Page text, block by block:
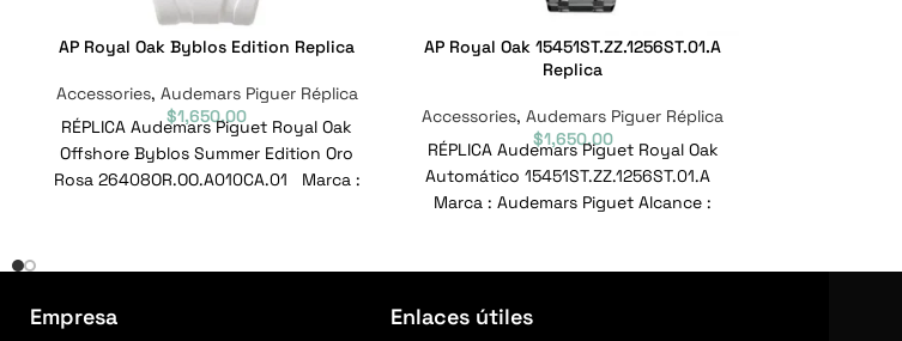
AP Royal Oak Byblos Edition Replica
Accessories, Audemars Piguer Réplica
$1,650.00
RÉPLICA Audemars Piguet Royal Oak
Offshore Byblos Summer Edition Oro
Rosa 26408OR.OO.A010CA.01 Marca :
AP Royal Oak 15451ST.ZZ.1256ST.01.A
Replica
Accessories,Audemars Piguer Réplica
$1,650.00
RÉPLICA Audemars Piguet Royal Oak
Automático 15451ST.ZZ.1256ST.01.A
Marca : Audemars Piguet Alcance :
Empresa Enlaces útiles